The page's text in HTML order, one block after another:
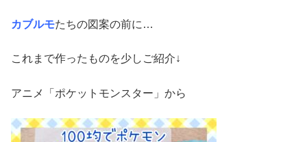
カブルモたちの図案の前に…
これまで作ったものを少しご紹介↓
アニメ「ポケットモンスター」から